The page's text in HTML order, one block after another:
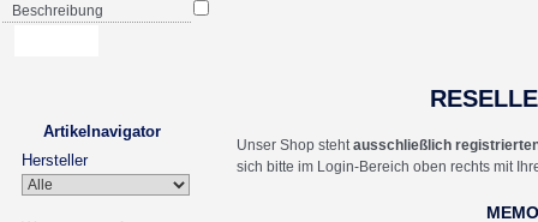
Beschreibung
Artikelnavigator
Hersteller
Unser Shop stehtausschließlich
sich bitte im Login-Bereich oben rechts mit